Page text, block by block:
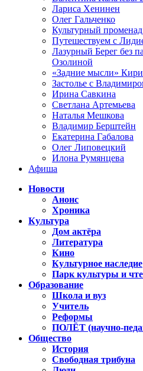
Лариса Хенинен
Олег Гальченко
Культурный
Путешествуем с
Лазурный Берег без
Озолиной
«Задние мысли»
Застолье с
Ирина Савкина
Светлана Артемьева
Наталья Мешкова
Владимир Берштейн
Екатерина Габалова
Олег Липовецкий
Илона Румянцева
Афиша
Новости
Анонс
Хроника
Культура
Дом актёра
Литература
Кино
Культурное наследие
Парк культуры и
Образование
Школа и вуз
Учитель
Реформы
ПОЛЁТ (научно-
Общество
История
Свободная трибуна